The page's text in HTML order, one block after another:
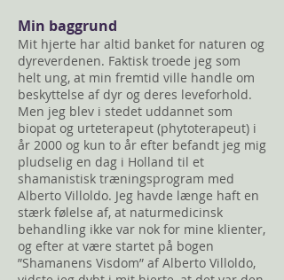
Min baggrund
Mit hjerte har altid banket for naturen og
dyreverdenen. Faktisk troede jeg som
helt ung, at min fremtid ville handle om
beskyttelse af dyr og deres leveforhold.
Men jeg blev i stedet uddannet som
biopat og urteterapeut (phytoterapeut) i
år 2000 og kun to år efter befandt jeg mig
pludselig en dag i Holland til et
shamanistisk træningsprogram med
Alberto Villoldo. Jeg havde længe haft en
stærk følelse af, at naturmedicinsk
behandling ikke var nok for mine klienter,
og efter at være startet på bogen
”Shamanens Visdom” af Alberto Villoldo,